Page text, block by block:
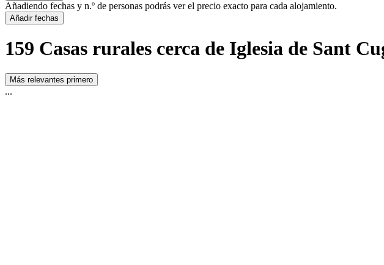
Añadiendo fechas y n.º de personas podrás ver el precio exacto para cada alojamiento.
Añadir fechas
159 Casas rurales cerca de Iglesia de Sant
Más relevantes primero
...